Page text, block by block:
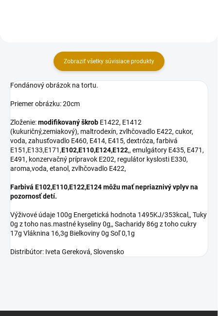
Zobraziť všetky súvisiace produkty
Fondánový obrázok na tortu.
Priemer obrázku: 20cm
Zloženie:modifikovaný škrob E1422, E1412
(kukuričný,zemiakový), maltrodexín, zvlhčovadlo E422, cukor,
voda, zahusťovadlo E460, E414, E415, dextróza, farbivá
E151,E133,E171,E102,E110,E124,E122,, emulgátory E435, E471,
E491, konzervačný prípravok E202, regulátor kyslosti E330,
aroma,voda, etanol, zvlhčovadlo E422,
Farbivá E102,E110,E122,E124 môžu mať nepriaznivý vplyv na
pozornosť detí.
Výživové údaje 100g Energetická hodnota 1495KJ/353kcal,, Tuky
0g z toho nas.mastné kyseliny 0g,, Sacharidy 86g z toho cukry
17g Vláknina 16,3g Bielkoviny 0g Soľ 0,1g
Distribútor: Iveta Gereková, Slovensko